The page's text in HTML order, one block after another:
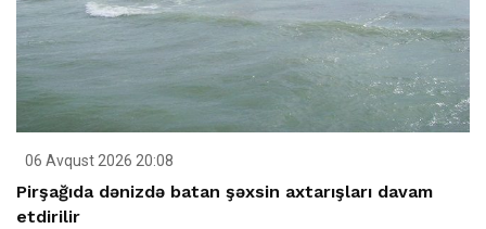
06 Avqust 2026 20:08
Pirşağıda dənizdə batan şəxsin axtarışları davam
etdirilir